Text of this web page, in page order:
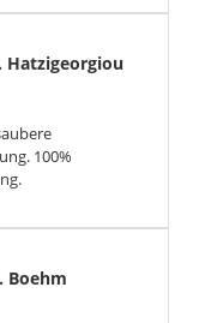
Hatzigeorgiou
100%
Boehm